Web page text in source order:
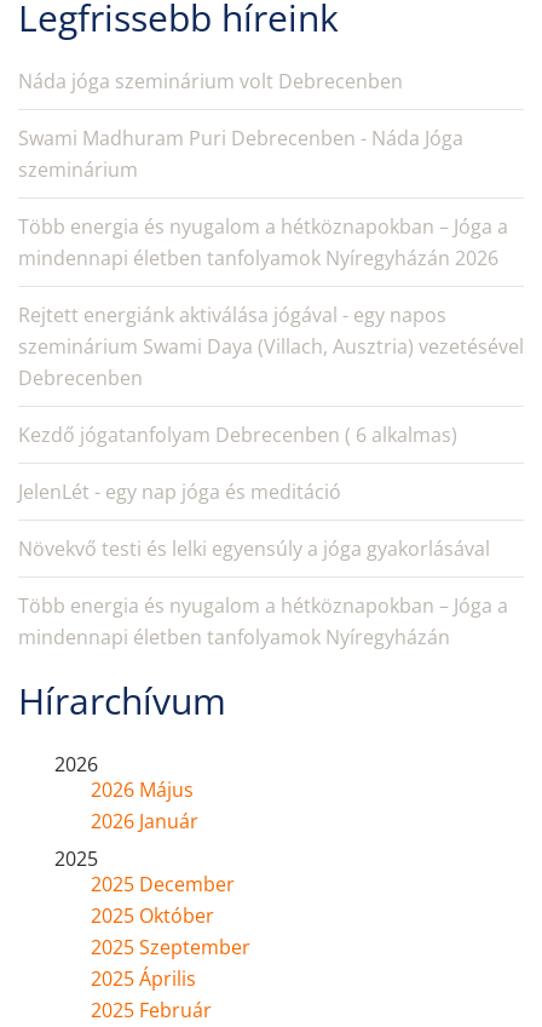
Legfrissebb híreink
Náda jóga szeminárium volt Debrecenben
Swami Madhuram Puri Debrecenben - Náda Jóga
szeminárium
Több energia és nyugalom a hétköznapokban – Jóga a
mindennapi életben tanfolyamok Nyíregyházán 2026
Rejtett energiánk aktiválása jógával - egy napos
szeminárium Swami Daya (Villach, Ausztria) vezetésével
Debrecenben
Kezdő jógatanfolyam Debrecenben ( 6 alkalmas)
JelenLét - egy nap jóga és meditáció
Növekvő testi és lelki egyensúly a jóga gyakorlásával
Több energia és nyugalom a hétköznapokban – Jóga a
mindennapi életben tanfolyamok Nyíregyházán
Hírarchívum
2026
2026 Május
2026 Január
2025
2025 December
2025 Október
2025 Szeptember
2025 Április
2025 Február